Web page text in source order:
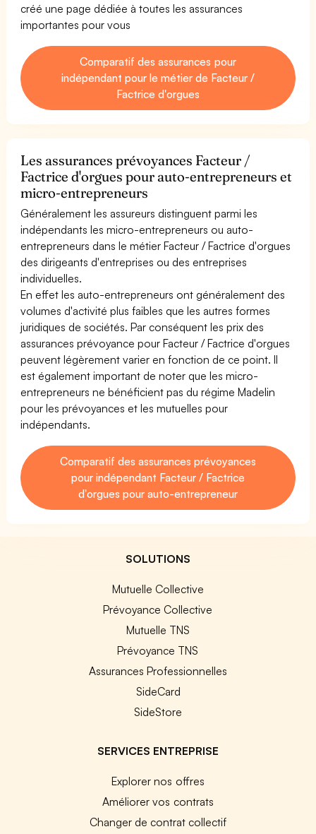
créé une page dédiée à toutes les assurances
importantes pour vous
Comparatif des assurances pour
indépendant pour le métier de Facteur /
Factrice d'orgues
Les assurances prévoyances Facteur /
Factrice d'orgues pour auto-entrepreneurs et
micro-entrepreneurs
Généralement les assureurs distinguent parmi les
indépendants les micro-entrepreneurs ou auto-
entrepreneurs dans le métier Facteur / Factrice d'orgues
des dirigeants d'entreprises ou des entreprises
individuelles.
En effet les auto-entrepreneurs ont généralement des
volumes d'activité plus faibles que les autres formes
juridiques de sociétés. Par conséquent les prix des
assurances prévoyance pour Facteur / Factrice d'orgues
peuvent légèrement varier en fonction de ce point. Il
est également important de noter que les micro-
entrepreneurs ne bénéficient pas du régime Madelin
pour les prévoyances et les mutuelles pour
indépendants.
Comparatif des assurances prévoyances
pour indépendant Facteur / Factrice
d'orgues pour auto-entrepreneur
SOLUTIONS
Mutuelle Collective
Prévoyance Collective
Mutuelle TNS
Prévoyance TNS
Assurances Professionnelles
SideCard
SideStore
SERVICES ENTREPRISE
Explorer nos offres
Améliorer vos contrats
Changer de contrat collectif